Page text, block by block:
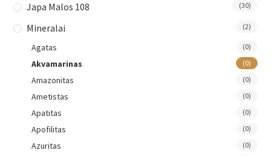
Japa Malos 108 (30)
Mineralai (2)
Agatas (0)
Akvamarinas (0)
Amazonitas (0)
Ametistas (0)
Apatitas (0)
Apofilitas (0)
Azuritas (0)